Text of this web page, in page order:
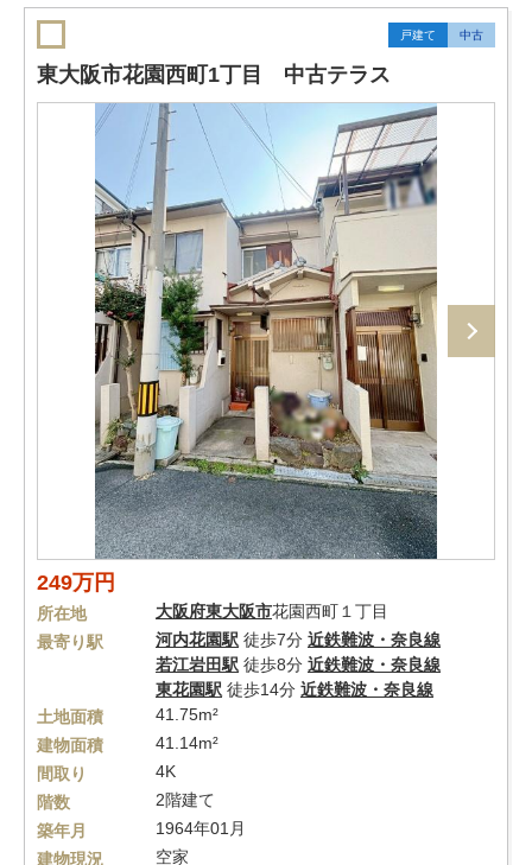
戸建て 中古
東大阪市花園西町1丁目 中古テラス
249万円
所在地 大阪府東大阪市花園西町１丁目
最寄り駅
河内花園駅 徒歩7分 近鉄難波・奈良線
若江岩田駅 徒歩8分 近鉄難波・奈良線
東花園駅 徒歩14分 近鉄難波・奈良線
土地面積
41.75m²
建物面積
41.14m²
間取り
4K
階数
2階建て
築年月
1964年01月
建物現況
空家